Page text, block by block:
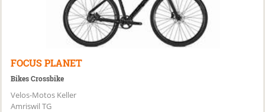
FOCUS PLANET
Bikes Crossbike
Velos-Motos Keller
Amriswil TG